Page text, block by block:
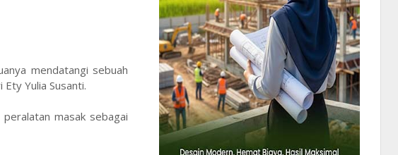
mendatangi sebuah
Yulia Susanti.
masak sebagai